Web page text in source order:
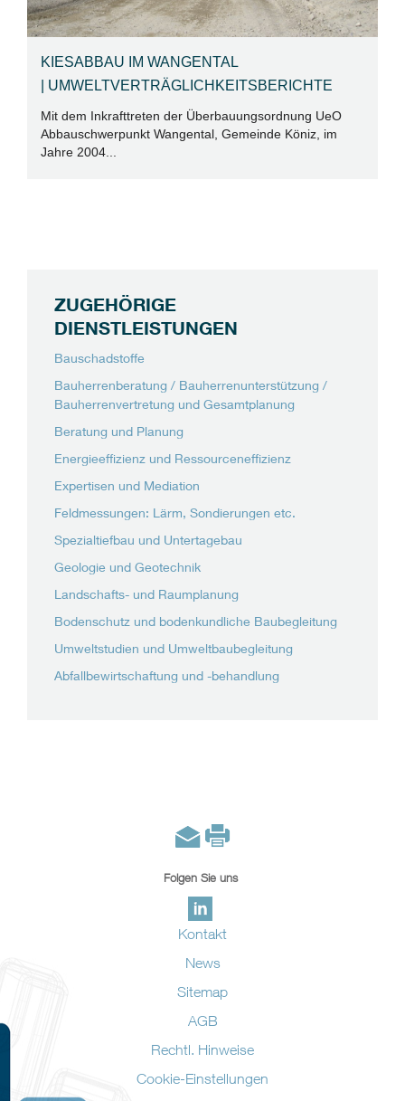
KIESABBAU IM WANGENTAL
| UMWELTVERTRÄGLICHKEITSBERICHTE
Mit dem Inkrafttreten der Überbauungsordnung UeO
Abbauschwerpunkt Wangental, Gemeinde Köniz, im
Jahre 2004...
ZUGEHÖRIGE
DIENSTLEISTUNGEN
Bauschadstoffe
Bauherrenberatung / Bauherrenunterstützung /
Bauherrenvertretung und Gesamtplanung
Beratung und Planung
Energieeffizienz und Ressourceneffizienz
Expertisen und Mediation
Feldmessungen: Lärm, Sondierungen etc.
Spezialtiefbau und Untertagebau
Geologie und Geotechnik
Landschafts- und Raumplanung
Bodenschutz und bodenkundliche Baubegleitung
Umweltstudien und Umweltbaubegleitung
Abfallbewirtschaftung und -behandlung
Folgen Sie uns
Kontakt
News
Sitemap
AGB
Rechtl. Hinweise
Cookie-Einstellungen